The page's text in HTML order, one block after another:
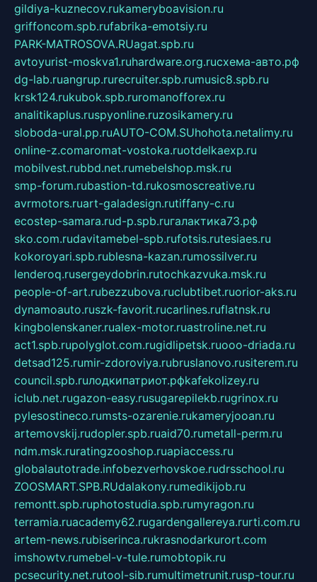
gildiya-kuznecov.rukameryboavision.ru
griffoncom.spb.rufabrika-emotsiy.ru
PARK-MATROSOVA.RUagat.spb.ru
avtoyurist-moskva1.ruhardware.org.ruсхема-авто.рф
dg-lab.ruangrup.rurecruiter.spb.rumusic8.spb.ru
krsk124.rukubok.spb.ruromanofforex.ru
analitikaplus.ruspyonline.ruzosikamery.ru
sloboda-ural.pp.ruAUTO-COM.SUhohota.netalimy.ru
online-z.comaromat-vostoka.ruotdelkaexp.ru
mobilvest.rubbd.net.rumebelshop.msk.ru
smp-forum.rubastion-td.rukosmoscreative.ru
avrmotors.ruart-galadesign.rutiffany-c.ru
ecostep-samara.rud-p.spb.ruгалактика73.рф
sko.com.rudavitamebel-spb.rufotsis.rutesiaes.ru
kokoroyari.spb.rublesna-kazan.rumossilver.ru
lenderoq.rusergeydobrin.rutochkazvuka.msk.ru
people-of-art.rubezzubova.ruclubtibet.ruorior-aks.ru
dynamoauto.ruszk-favorit.rucarlines.ruflatnsk.ru
kingbolenskaner.rualex-motor.ruastroline.net.ru
act1.spb.rupolyglot.com.rugidlipetsk.ruooo-driada.ru
detsad125.rumir-zdoroviya.rubruslanovo.rusiterem.ru
council.spb.ruлодкипатриот.рфkafekolizey.ru
iclub.net.rugazon-easy.rusugarepilekb.rugrinox.ru
pylesostineco.rumsts-ozarenie.rukameryjooan.ru
artemovskij.rudopler.spb.ruaid70.rumetall-perm.ru
ndm.msk.ruratingzooshop.ruapiaccess.ru
globalautotrade.infobezverhovskoe.rudrsschool.ru
ZOOSMART.SPB.RUdalakony.rumedikijob.ru
remontt.spb.ruphotostudia.spb.rumyragon.ru
terramia.ruacademy62.rugardengallereya.rurti.com.ru
artem-news.rubiserinca.rukrasnodarkurort.com
imshowtv.rumebel-v-tule.rumobtopik.ru
pcsecurity.net.rutool-sib.rumultimetrunit.rusp-tour.ru